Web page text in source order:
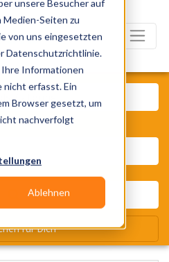
unsere Besucher auf
Seiten zu
von uns eingesetzten
Datenschutzrichtlinie.
Ihre Informationen
nicht erfasst. Ein
Browser gesetzt, um
nachverfolgt
Ablehnen
Was? Künstler, Zelte, Bands,
für Dich